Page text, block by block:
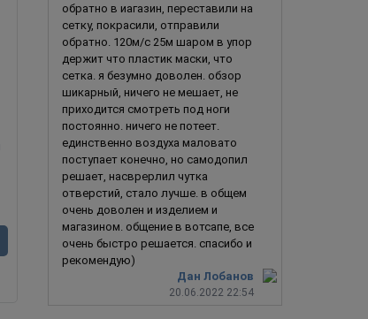
Человек Паук (Spider Man) 2.0
1 990 руб. В корзину
Дан Лобанов
20.06.2022 22:54
обратно в иагазин, переставили на
сетку, покрасили, отправили
обратно. 120м/с 25м шаром в упор
держит что пластик маски, что
сетка. я безумно доволен. обзор
шикарный, ничего не мешает, не
приходится смотреть под ноги
постоянно. ничего не потеет.
единственно воздуха маловато
поступает конечно, но самодопил
решает, насврерлил чутка
отверстий, стало лучше. в общем
очень доволен и изделием и
магазином. общение в вотсапе, все
очень быстро решается. спасибо и
рекомендую)